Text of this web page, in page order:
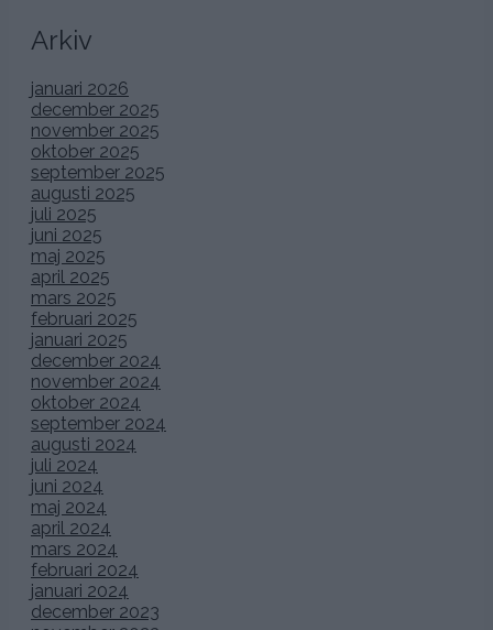
Arkiv
januari 2026
december 2025
november 2025
oktober 2025
september 2025
augusti 2025
juli 2025
juni 2025
maj 2025
april 2025
mars 2025
februari 2025
januari 2025
december 2024
november 2024
oktober 2024
september 2024
augusti 2024
juli 2024
juni 2024
maj 2024
april 2024
mars 2024
februari 2024
januari 2024
december 2023